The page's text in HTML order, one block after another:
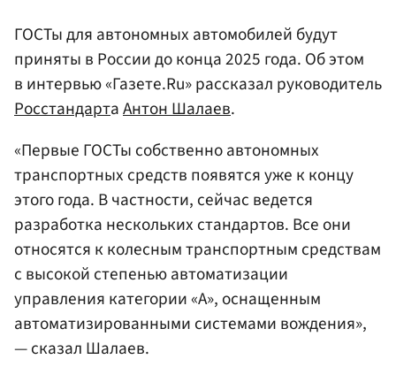
ГОСТы для автономных автомобилей будут
приняты в России до конца 2025 года. Об этом
в интервью «Газете.Ru» рассказал руководитель
РосстандартаАнтон Шалаев.
«Первые ГОСТы собственно автономных
транспортных средств появятся уже к концу
этого года. В частности, сейчас ведется
разработка нескольких стандартов. Все они
относятся к колесным транспортным средствам
с высокой степенью автоматизации
управления категории «А», оснащенным
автоматизированными системами вождения»,
— сказал Шалаев.